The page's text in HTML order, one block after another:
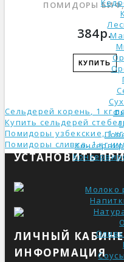
Молоко
ПОМИДОРЫ БИФ,
384р.
КУПИТЬ
Сельдерей корень, 1 кг
Купить сельдерей
Помидоры узбекские, 1 кг
Помидоры сливка, 1 кг
УСТАНОВИТЬ
ЛИЧНЫЙ
ИНФОРМАЦИЯ